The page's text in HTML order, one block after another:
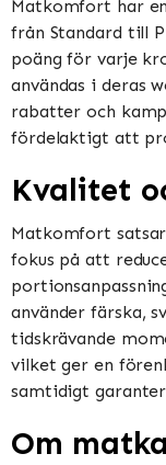
Matkomfort har
från Standard till
poäng för varje
användas i deras
rabatter och
fördelaktigt att
Kvalitet
Matkomfort
fokus på att
använder färska,
tidskrävande
vilket ger en
samtidigt
Om